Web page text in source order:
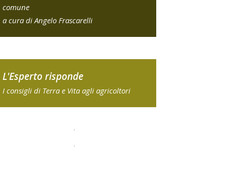
comune
a cura di Angelo Frascarelli
L'Esperto risponde
I consigli di Terra e Vita agli agricoltori